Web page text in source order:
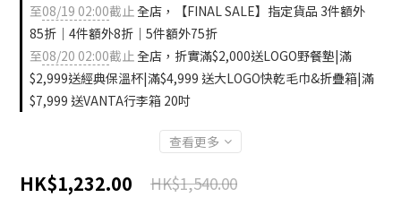
至08/19 02:00截止全店，【FINAL SALE】指定貨品 3件額外
85折｜4件額外8折｜5件額外75折
至08/20 02:00截止全店，折實滿$2,000送LOGO野餐墊|滿
$2,999送經典保溫杯|滿$4,999 送大LOGO快乾毛巾&折疊箱|滿
$7,999 送VANTA行李箱 20吋
查看更多
HK$1,232.00 HK$1,540.00